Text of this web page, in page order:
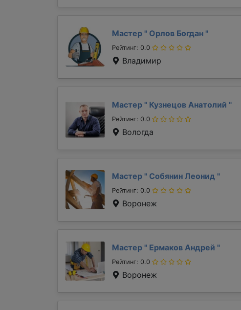
Мастер " Орлов Богдан "
Рейтинг: 0.0
Владимир
Мастер " Кузнецов Анатолий "
Рейтинг: 0.0
Вологда
Мастер " Собянин Леонид "
Рейтинг: 0.0
Воронеж
Мастер " Ермаков Андрей "
Рейтинг: 0.0
Воронеж